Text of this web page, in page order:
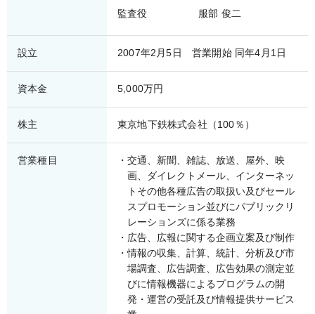
監査役
服部 俊二
設立 2007年2月5日 営業開始 同年4月1日
資本金 5,000万円
株主 東京地下鉄株式会社（100％）
営業種目
交通、新聞、雑誌、放送、屋外、映
画、ダイレクトメール、インターネッ
トその他各種広告の取扱い及びセール
スプロモーション並びにパブリックリ
レーションズに係る業務
広告、広報に関する企画立案及び制作
情報の収集、計算、統計、分析及び市
場調査、広告調査、広告効果の測定並
びに情報機器によるプログラムの開
発・運営の受託及び情報提供サービス